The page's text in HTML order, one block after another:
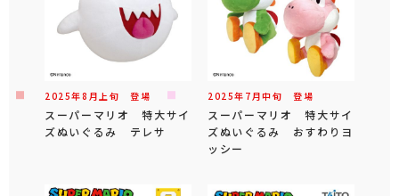
2025年8 月 上旬 登場
スーパーマリオ 特大サイ
ズぬいぐるみ テレサ
2025年 7 月中旬 登場
スーパーマリオ 特大サイ
ズぬいぐるみ おすわりヨ
ッシー